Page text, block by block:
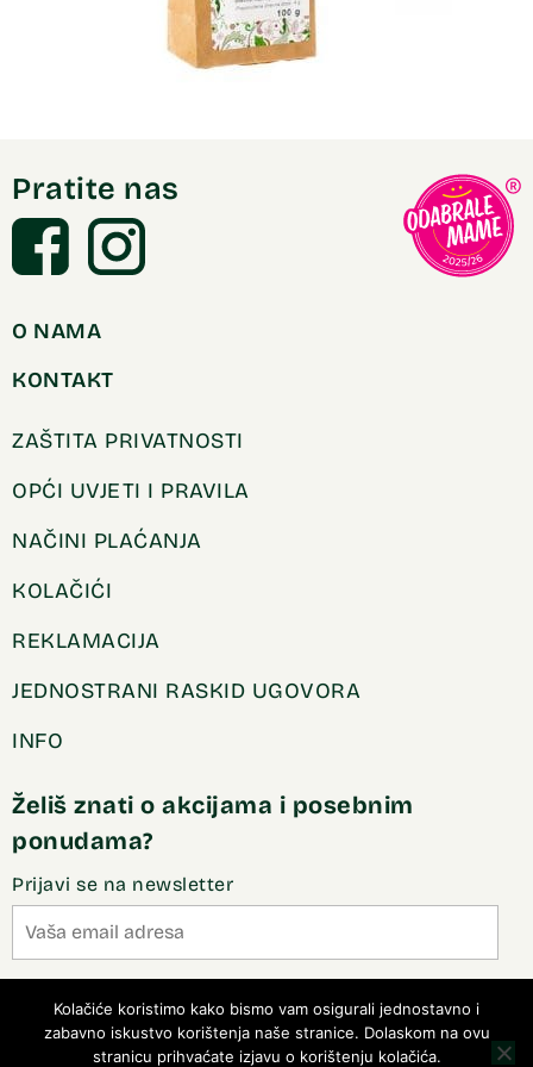
Pratite nas
O NAMA
KONTAKT
ZAŠTITA PRIVATNOSTI
OPĆI UVJETI I PRAVILA
NAČINI PLAĆANJA
KOLAČIĆI
REKLAMACIJA
JEDNOSTRANI RASKID UGOVORA
INFO
Želiš znati o akcijama i posebnim
ponudama?
Prijavi se na newsletter
Kolačiće koristimo kako bismo vam osigurali jednostavno i
zabavno iskustvo korištenja naše stranice. Dolaskom na ovu
stranicu prihvaćate izjavu o korištenju kolačića.